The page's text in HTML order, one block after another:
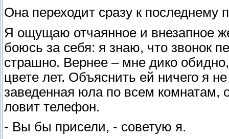
Она переходит сразу к последнему
Я ощущаю отчаянное и внезапное
боюсь за себя: я знаю, что звонок
страшно. Вернее – мне дико
цвете лет. Объяснить ей ничего я
заведенная юла по всем комнатам,
ловит телефон.
- Вы бы присели, - советую я.